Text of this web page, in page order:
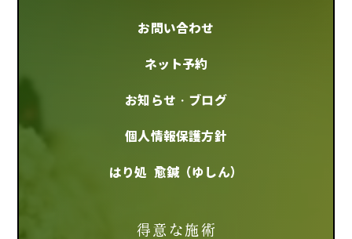
お問い合わせ
ネット予約
お知らせ・ブログ
個人情報保護方針
はり処 愈鍼（ゆしん）
得意な施術